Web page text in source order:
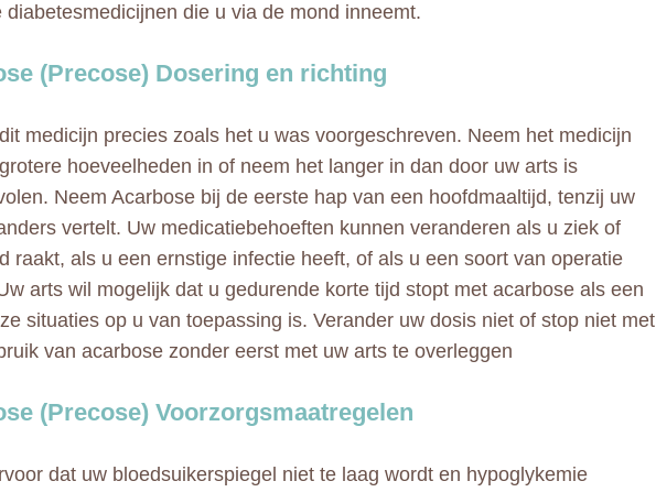
diabetesmedicijnen die u via de mond inneemt.
(Precose) Dosering en richting
medicijn precies zoals het u was voorgeschreven. Neem het medicijn
hoeveelheden in of neem het langer in dan door uw arts is
Neem Acarbose bij de eerste hap van een hoofdmaaltijd, tenzij uw
vertelt. Uw medicatiebehoeften kunnen veranderen als u ziek of
raakt, als u een ernstige infectie heeft, of als u een soort van operatie
arts wil mogelijk dat u gedurende korte tijd stopt met acarbose als een
situaties op u van toepassing is. Verander uw dosis niet of stop niet met
van acarbose zonder eerst met uw arts te overleggen
(Precose) Voorzorgsmaatregelen
dat uw bloedsuikerspiegel niet te laag wordt en hypoglykemie